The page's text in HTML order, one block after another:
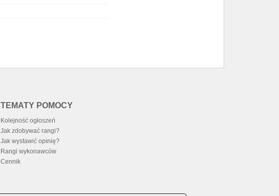
TEMATY POMOCY
Kolejność ogłoszeń
Jak zdobywać rangi?
Jak wystawić opinię?
Rangi wykonawców
Cennik